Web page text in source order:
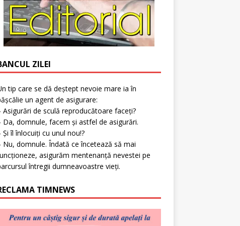
ZILEI
tip care se dă deștept nevoie mare ia în
un agent de asigurare:
Asigurări de sculă reproducătoare faceți?
Da, domnule, facem și astfel de asigurări.
Și îl înlocuiți cu unul nou!?
Nu, domnule. Îndată ce încetează să mai
asigurăm mentenanță nevestei pe
întregii dumneavoastre vieți.
TIMNEWS